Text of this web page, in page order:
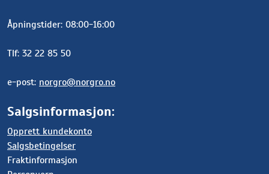
Åpningstider: 08:00-16:00
Tlf: 32 22 85 50
e-post: norgro@norgro.no
Salgsinformasjon:
Opprett kundekonto
Salgsbetingelser
Fraktinformasjon